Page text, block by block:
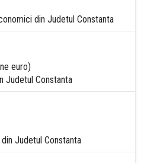
din Judetul Constanta
euro)
Judetul Constanta
Judetul Constanta